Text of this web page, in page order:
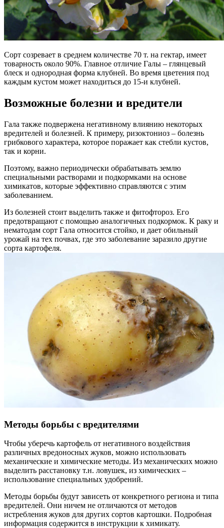
Сорт созревает в среднем количестве 70 т. на гектар, имеет
товарность около 90%. Главное отличие Галы – глянцевый
блеск и однородная форма клубней. Во время цветения под
каждым кустом может находиться до 15-и клубней.
Возможные болезни и вредители
Гала также подвержена негативному влиянию некоторых
вредителей и болезней. К примеру, ризоктониоз – болезнь
грибкового характера, которое поражает как стебли кустов,
так и корни.
Поэтому, важно периодически обрабатывать землю
специальными растворами и подкормками на основе
химикатов, которые эффективно справляются с этим
заболеванием.
Из болезней стоит выделить также и фитофтороз. Его
предотвращают с помощью аналогичных подкормок. К раку и
нематодам сорт Гала относится стойко, и дает обильный
урожай на тех почвах, где это заболевание заразило другие
сорта картофеля.
Методы борьбы с вредителями
Чтобы уберечь картофель от негативного воздействия
различных вредоносных жуков, можно использовать
механические и химические методы. Из механических можно
выделить расстановку т.н. ловушек, из химических –
использование специальных удобрений.
Методы борьбы будут зависеть от конкретного региона и типа
вредителей. Они ничем не отличаются от методов
истребления жуков для других сортов картошки. Подробная
информация содержится в инструкции к химикату.